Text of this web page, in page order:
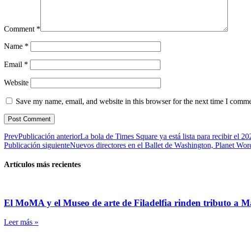
Comment *
Name *
Email *
Website
Save my name, email, and website in this browser for the next time I
PrevPublicación anteriorLa bola de Times Square ya está lista para recibir el
Publicación siguienteNuevos directores en el Ballet de Washington, Planet
Artículos más recientes
El MoMA y el Museo de arte de Filadelfia rinden tributo a
Leer más »